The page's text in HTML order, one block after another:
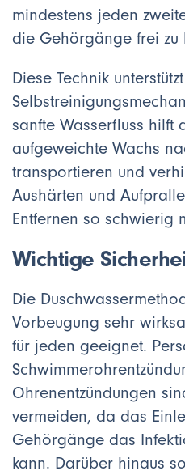
mindestens jeden
die Gehörgänge frei zu
Diese Technik
sanfte Wasserfluss hilft
aufgeweichte Wachs
transportieren und
Aushärten und
Entfernen so schwierig
Wichtige
Die
Vorbeugung sehr
für jeden geeignet.
Ohrenentzündungen
vermeiden, da das
Gehörgänge das
kann. Darüber hinaus